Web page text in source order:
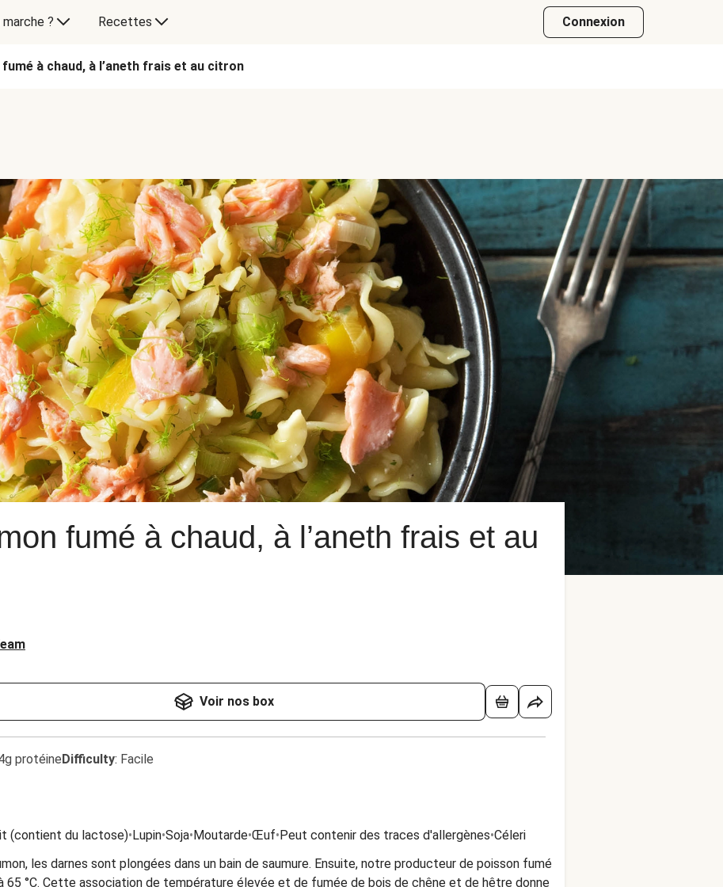
? Recettes Connexion
fumé à chaud, à l’aneth frais et au citron
fumé à chaud, à l’aneth frais et au
Voir nos box
protéineDifficulty: Facile
(contient du lactose)•Lupin•Soja•Moutarde•Œuf•Peut contenir des traces d'allergènes•Céleri
les darnes sont plongées dans un bain de saumure. Ensuite, notre producteur de poisson fumé
65 °C. Cette association de température élevée et de fumée de bois de chêne et de hêtre donne